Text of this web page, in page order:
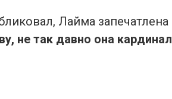
Лайма запечатлена
не так давно она